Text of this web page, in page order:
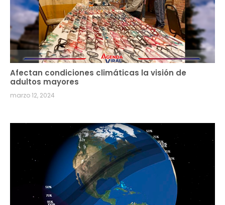
Afectan condiciones climáticas la visión de
adultos mayores
marzo 12, 2024